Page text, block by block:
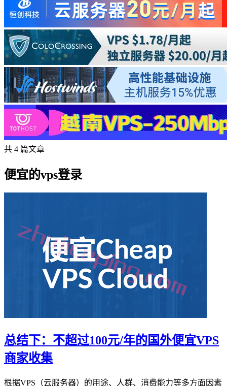
共 4 篇文章
便宜的vps登录
总结下：不超过100元/年的国外便宜VPS
商家收集
根据VPS（云服务器）的用途、人群、消费能力等多方面因素